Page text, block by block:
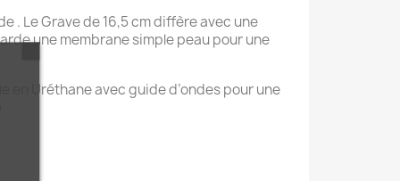
. Le Grave de 16,5 cm diffère avec une
une membrane simple peau pour une
en Uréthane avec guide d’ondes pour une